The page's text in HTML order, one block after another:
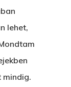
lehet,
mindig.